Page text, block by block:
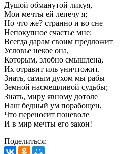
Душой обманутой ликуя,
Мои мечты ей лепечу я;
Но что же? странно и во сне
Непокупное счастье мне:
Всегда дарам своим предложит
Условье некое она,
Которым, злобно смышлена,
Их отравит иль уничтожит.
Знать, самым духом мы рабы
Земной насмешливой судьбы;
Знать, миру явному дотоле
Наш бедный ум порабощен,
Что переносит поневоле
И в мир мечты его закон!
Поделиться: